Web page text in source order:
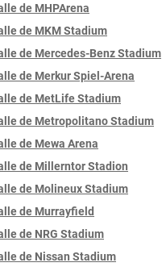
de MHPArena
de MKM Stadium
de Mercedes-Benz Stadium
de Merkur Spiel-Arena
de MetLife Stadium
de Metropolitano Stadium
de Mewa Arena
de Millerntor Stadion
de Molineux Stadium
de Murrayfield
de NRG Stadium
de Nissan Stadium